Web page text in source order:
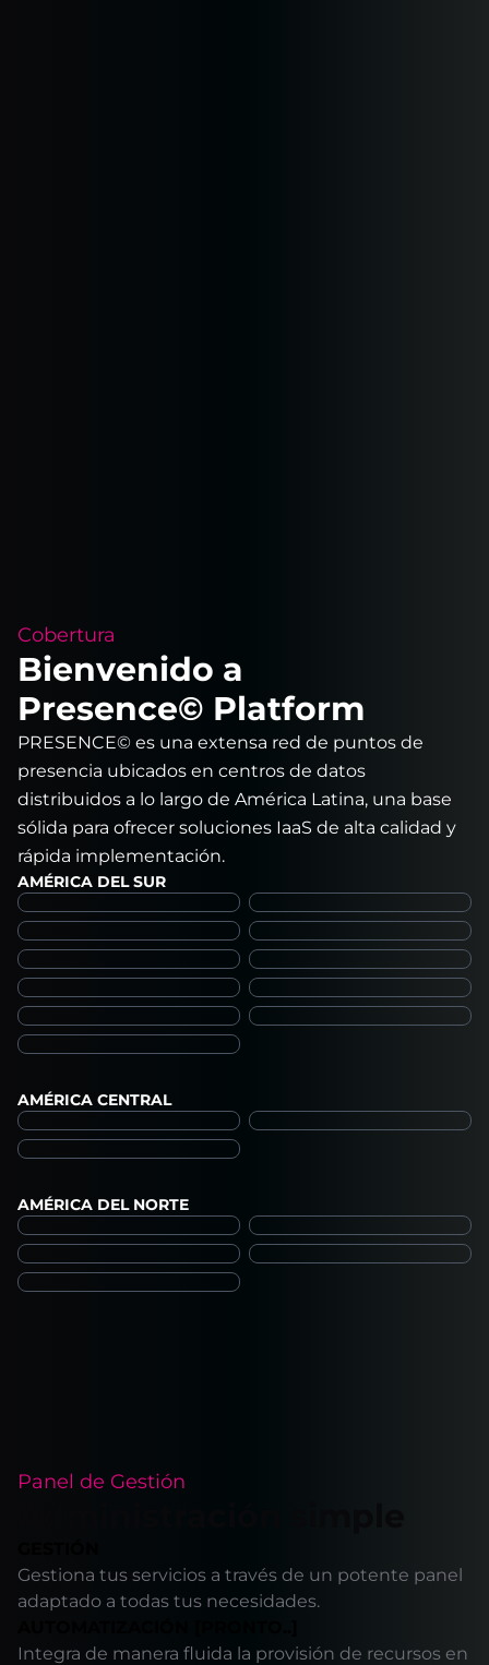
Cobertura
Bienvenido a
Presence© Platform
PRESENCE© es una extensa red de puntos de
presencia ubicados en centros de datos
distribuidos a lo largo de América Latina, una base
sólida para ofrecer soluciones IaaS de alta calidad y
rápida implementación.
AMÉRICA DEL SUR
AMÉRICA CENTRAL
AMÉRICA DEL NORTE
Panel de Gestión
Gestiona tus servicios a través de un potente panel
adaptado a todas tus necesidades.
Integra de manera fluida la provisión de recursos en